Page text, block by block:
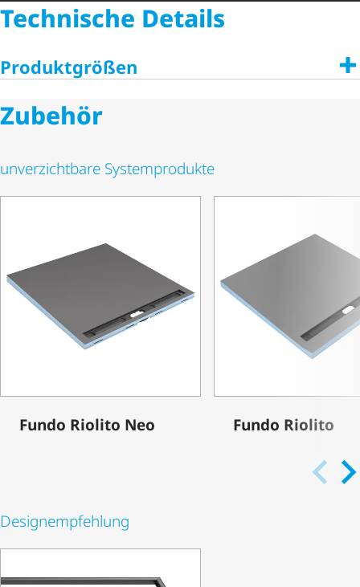
Technische Details
Produktgrößen
Zubehör
unverzichtbare Systemprodukte
Fundo Riolito Neo Fundo Riolito
Desi­gn­emp­feh­lung